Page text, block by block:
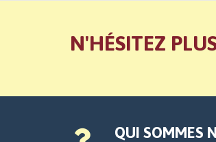
N'HÉSITEZ
QUI SOMMES